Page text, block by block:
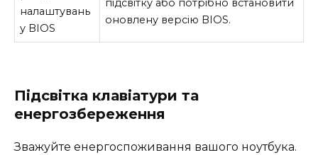
налаштувань
у BIOS
підсвітку або потрібно встановити
оновлену версію BIOS.
Підсвітка клавіатури та
енергозбереження
Зважуйте енергоспоживання вашого ноутбука.